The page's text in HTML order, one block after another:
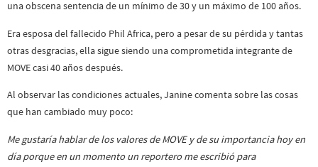
una obscena sentencia de un mínimo de 30 y un máximo de 100 años.
Era esposa del fallecido Phil Africa, pero a pesar de su pérdida y tantas
otras desgracias, ella sigue siendo una comprometida integrante de
MOVE casi 40 años después.
Al observar las condiciones actuales, Janine comenta sobre las cosas
que han cambiado muy poco:
Me gustaría hablar de los valores de MOVE y de su importancia hoy en
día porque en un momento un reportero me escribió para